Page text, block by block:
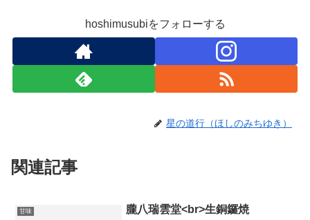
hoshimusubiをフォローする
星の道行（ほしのみちゆき）
関連記事
甘味 朧八瑞雲堂<br>生銅鑼焼